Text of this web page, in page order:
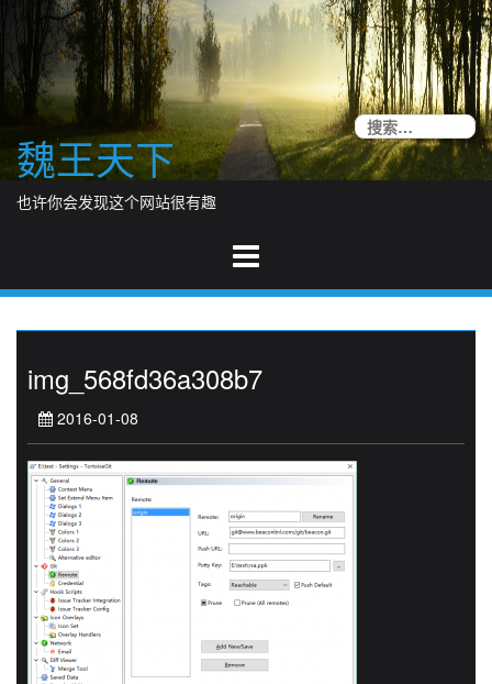
content
魏王天下
也许你会发现这个网站很有趣
搜
img_568fd36a308b7
2016-01-08